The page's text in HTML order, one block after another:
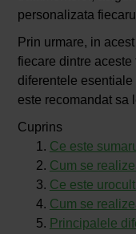
personalizata
Prin urmare, in
fiecare dintre
diferentele
este recomandat sa
Cuprins
Ce este
Cum se
Ce este
Cum se
Principalele